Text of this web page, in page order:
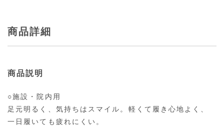
商品詳細
商品説明
○施設・院内用
足元明るく、気持ちはスマイル。軽くて履き心地よく、
一日履いても疲れにくい。